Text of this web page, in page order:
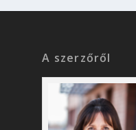
A szerzőről